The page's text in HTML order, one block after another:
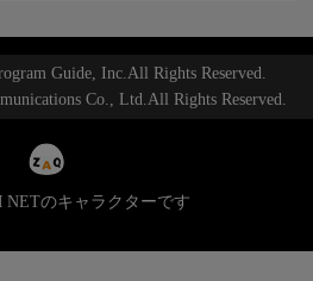
Guide, Inc.All Rights Reserved.
Co., Ltd.All Rights Reserved.
NETのキャラクターです